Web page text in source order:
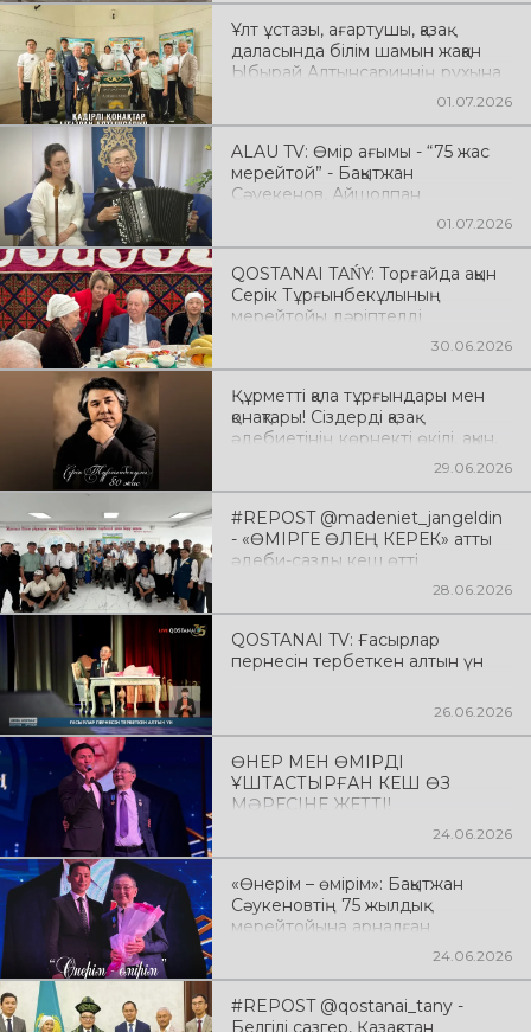
Ұлт ұстазы, ағартушы, қазақ
даласында білім шамын жаққан
Ыбырай Алтынсариннің рухына
тағзым ету – әрбір ұрпақтың01.07.2026
ALAU TV: Өмір ағымы - “75 жас
мерейтой” - Бақытжан
Сәуекенов, Айшолпан
01.07.2026
QOSTANAI TAŃY: Торғайда ақын
Серік Тұрғынбекұлының
мерейтойы дәріптелді
30.06.2026
Құрметті қала тұрғындары мен
қонақтары! Сіздерді қазақ
әдебиетінің көрнекті өкілі, ақын,
драматург, Қазақстанның еңбек
мерейтойына арналған «Құшағы
ыстық Қостанай» атты
шығармашылық кешке
29.06.2026
#REPOST @madeniet_jangeldin
- «ӨМІРГЕ ӨЛЕҢ КЕРЕК» атты
әдеби-сазды кеш өтті
28.06.2026
QOSTANAI TV: Ғасырлар
пернесін тербеткен алтын үн
26.06.2026
ӨНЕР МЕН ӨМІРДІ
ҰШТАСТЫРҒАН КЕШ ӨЗ
МӘРЕСІНЕ ЖЕТТІ!
24.06.2026
«Өнерім – өмірім»: Бақытжан
Сәукеновтің 75 жылдық
мерейтойына арналған
шығармашылық кеш өтуде24.06.2026
#REPOST @qostanai_tany -
Белгілі сазгер, Қазақстан